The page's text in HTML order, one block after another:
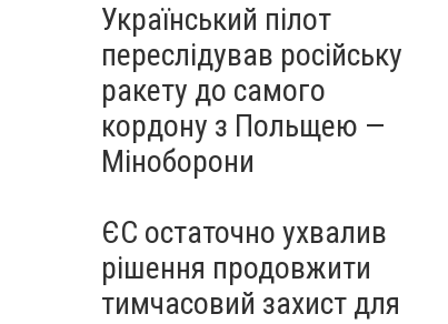
Український пілот
переслідував російську
ракету до самого
кордону з Польщею —
Міноборони
ЄС остаточно ухвалив
рішення продовжити
тимчасовий захист для